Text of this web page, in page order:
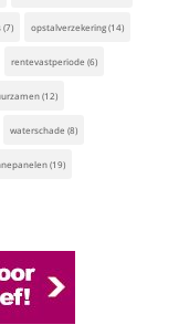
(7) opstalverzekering(14)
rentevastperiode (6)
(12)
waterschade (8)
(19)